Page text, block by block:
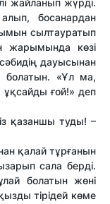
жайланып жүрді.
босанардан
сылтауратып
жарымында көзі
дауысынан
болатын. «Ұл ма,
ғой!» деп
қазаншы туды! –
қалай тұрғанын
сала берді.
болатын жөні
тірідей көме